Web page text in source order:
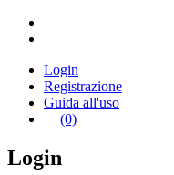
Login
Registrazione
Guida all'uso
(0)
Login